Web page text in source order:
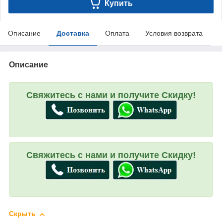
Купить
Описание Доставка Оплата Условия возврата
Описание
Свяжитесь с нами и получите Скидку!
Свяжитесь с нами и получите Скидку!
Скрыть